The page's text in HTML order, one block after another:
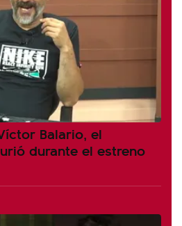
Balario, el
durante el estreno